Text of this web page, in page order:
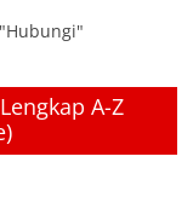
A-Z